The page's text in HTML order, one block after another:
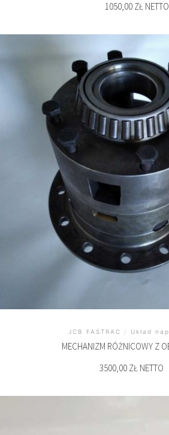
1050,00 ZŁ NETTO
JCB FASTRAC / Układ
MECHANIZM RÓŻNICOWY Z
3500,00 ZŁ NETTO